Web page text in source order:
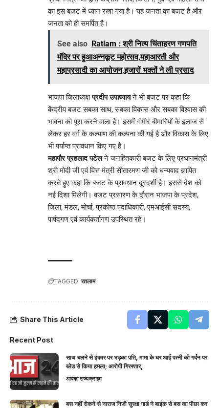
का इस बजट में ध्यान रखा गया है। यह जनता का बजट है और
जनता को ही समर्पित है।
See also Ratlam : श्री नित्य चिंताहरण गणपति
मंदिर पर हुआअन्नकूट महोत्सव,महाआरती और
महाप्रसादी का आयोजन,हजारों भक्तों ने ली प्रसाद
भाजपा जिलाध्यक्षप्रदीप उपाध्यायने भी बजट पर कहा कि
केंद्रीय बजट सबका साथ, सबका विकास और सबका विश्वास की
भावना को पूरा करने वाला है। इसमें गंभीर बीमारियों के इलाज से
लेकर हर वर्ग के कल्याण की कल्पना की गई है और विकास के लिए
भी पर्याप्त प्रावधान किए गए है।
महापौर प्रहलाद पटेलने जनहितकारी बजट के लिए प्रधानमंत्री
श्री मोदी जी एवं वित्त मंत्री सीतारमण जी को धन्यवाद ज्ञापित
करते हुए कहा कि बजट के प्रावधान दूरदर्शी है। इससे देश को
नई दिशा मिलेगी। बजट प्रसारण के दौरान भाजपा के प्रदेश,
जिला, मंडल, मोर्चा, प्रकोष्ठ पदाधिकारी, एमआईसी सदस्य,
पार्षदगण एवं कार्यकर्तागण उपस्थित रहे।
TAGGED: रतलाम
Share This Article
Recent Post
साथ चलने से इंकार पर भड़का पति, मामा के घर आई पत्नी की गर्दन पर
ब्लेड से किया हमला; आरोपी गिरफ्तार,
आपका राज्यक्राइम
बस नहीं रोकने से नाराज निजी सुरक्षा गार्ड ने बाईक से बस का पीछा कर